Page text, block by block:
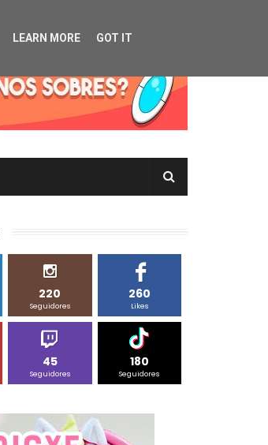
220
Seguidores
260
Likes
45
Seguidores
180
Seguidores
LEARN MORE GOT IT